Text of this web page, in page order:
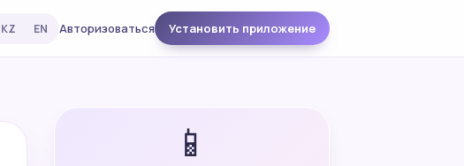
KZ EN Авторизоваться Установить приложение
📱